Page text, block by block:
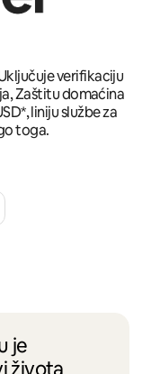
verifikaciju
Zaštitu domaćina
liniju službe za
toga.
je